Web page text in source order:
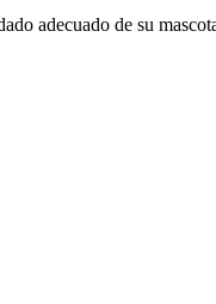
adecuado de su